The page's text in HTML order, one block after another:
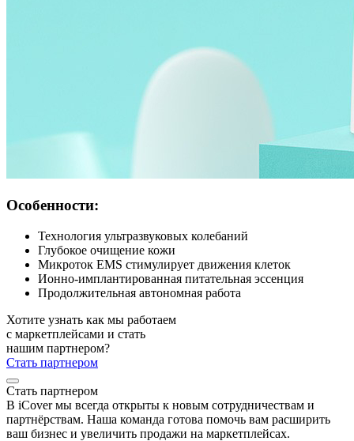
Особенности:
Технология ультразвуковых колебаний
Глубокое очищение кожи
Микроток EMS стимулирует движения клеток
Ионно-имплантированная питательная эссенция
Продолжительная автономная работа
Хотите узнать как мы работаем
с маркетплейсами и стать
нашим партнером?
Стать партнером
Стать партнером
В iCover мы всегда открыты к новым сотрудничествам и
партнёрствам. Наша команда готова помочь вам расширить
ваш бизнес и увеличить продажи на маркетплейсах.